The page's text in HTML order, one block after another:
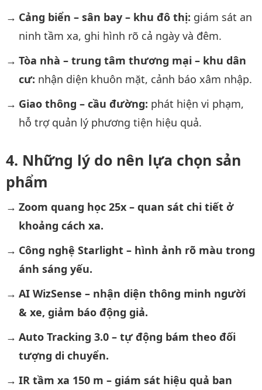
Cảng biển – sân bay – khu đô thị: giám sát an
ninh tầm xa, ghi hình rõ cả ngày và đêm.
Tòa nhà – trung tâm thương mại – khu dân
cư: nhận diện khuôn mặt, cảnh báo xâm nhập.
Giao thông – cầu đường: phát hiện vi phạm,
hỗ trợ quản lý phương tiện hiệu quả.
Những lý do nên lựa chọn sản
phẩm
Zoom quang học 25x – quan sát chi tiết ở
khoảng cách xa.
Công nghệ Starlight – hình ảnh rõ màu trong
ánh sáng yếu.
AI WizSense – nhận diện thông minh người
& xe, giảm báo động giả.
Auto Tracking 3.0 – tự động bám theo đối
tượng di chuyển.
IR tầm xa 150 m – giám sát hiệu quả ban